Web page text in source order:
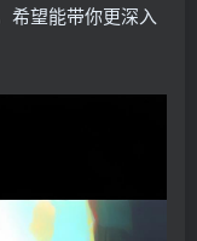
希望能带你更深入